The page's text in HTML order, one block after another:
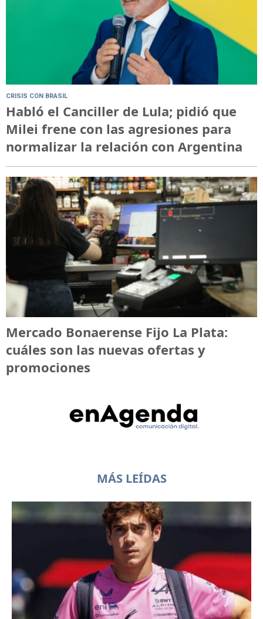
CRISIS CON BRASIL
Habló el Canciller de Lula; pidió que
Milei frene con las agresiones para
normalizar la relación con Argentina
Mercado Bonaerense Fijo La Plata:
cuáles son las nuevas ofertas y
promociones
MÁS LEÍDAS